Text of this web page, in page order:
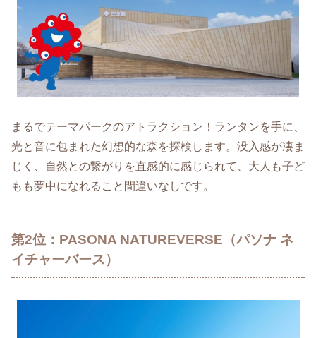
まるでテーマパークのアトラクション！ランタンを手に、
光と音に包まれた幻想的な森を探検します。没入感が凄ま
じく、自然との繋がりを直感的に感じられて、大人も子ど
もも夢中になれること間違いなしです。
第2位：PASONA NATUREVERSE（パソナ ネ
イチャーバース）